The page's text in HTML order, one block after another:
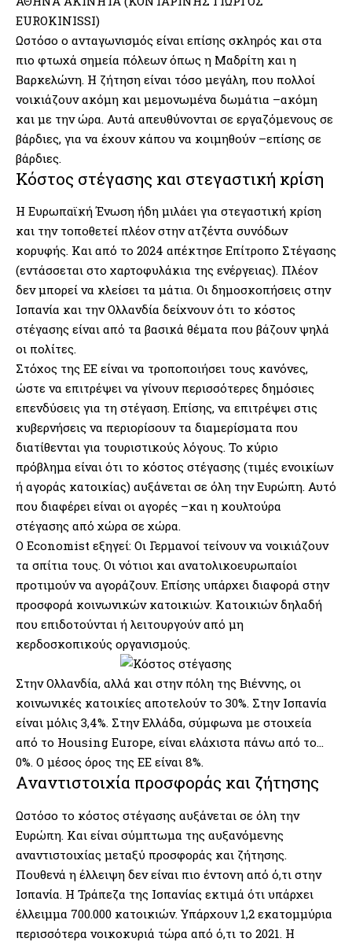
EUROKINISSI)
Ωστόσο ο ανταγωνισμός είναι επίσης σκληρός και στα
πιο φτωχά σημεία πόλεων όπως η Μαδρίτη και η
Βαρκελώνη. Η ζήτηση είναι τόσο μεγάλη, που πολλοί
νοικιάζουν ακόμη και μεμονωμένα δωμάτια –ακόμη
και με την ώρα. Αυτά απευθύνονται σε εργαζόμενους σε
βάρδιες, για να έχουν κάπου να κοιμηθούν –επίσης σε
βάρδιες.
Κόστος στέγασης και στεγαστική κρίση
Η Ευρωπαϊκή Ένωση ήδη μιλάει για στεγαστική κρίση
και την τοποθετεί πλέον στην ατζέντα συνόδων
κορυφής. Και από το 2024 απέκτησε Επίτροπο Στέγασης
(εντάσσεται στο χαρτοφυλάκια της ενέργειας). Πλέον
δεν μπορεί να κλείσει τα μάτια. Οι δημοσκοπήσεις στην
Ισπανία και την Ολλανδία δείχνουν ότι το κόστος
στέγασης είναι από τα βασικά θέματα που βάζουν ψηλά
οι πολίτες.
Στόχος της ΕΕ είναι να τροποποιήσει τους κανόνες,
ώστε να επιτρέψει να γίνουν περισσότερες δημόσιες
επενδύσεις για τη στέγαση. Επίσης, να επιτρέψει στις
κυβερνήσεις να περιορίσουν τα διαμερίσματα που
διατίθενται για τουριστικούς λόγους. Το κύριο
πρόβλημα είναι ότι το κόστος στέγασης (τιμές ενοικίων
ή αγοράς κατοικίας) αυξάνεται σε όλη την Ευρώπη. Αυτό
που διαφέρει είναι οι αγορές –και η κουλτούρα
στέγασης από χώρα σε χώρα.
Ο Economist εξηγεί: Οι Γερμανοί τείνουν να νοικιάζουν
τα σπίτια τους. Οι νότιοι και ανατολικοευρωπαίοι
προτιμούν να αγοράζουν. Επίσης υπάρχει διαφορά στην
προσφορά κοινωνικών κατοικιών. Κατοικιών δηλαδή
που επιδοτούνται ή λειτουργούν από μη
κερδοσκοπικούς οργανισμούς.
Στην Ολλανδία, αλλά και στην πόλη της Βιέννης, οι
κοινωνικές κατοικίες αποτελούν το 30%. Στην Ισπανία
είναι μόλις 3,4%. Στην Ελλάδα, σύμφωνα με στοιχεία
από το Housing Europe, είναι ελάχιστα πάνω από το…
0%. Ο μέσος όρος της ΕΕ είναι 8%.
Αναντιστοιχία προσφοράς και ζήτησης
Ωστόσο το κόστος στέγασης αυξάνεται σε όλη την
Ευρώπη. Και είναι σύμπτωμα της αυξανόμενης
αναντιστοιχίας μεταξύ προσφοράς και ζήτησης.
Πουθενά η έλλειψη δεν είναι πιο έντονη από ό,τι στην
Ισπανία. Η Τράπεζα της Ισπανίας εκτιμά ότι υπάρχει
έλλειμμα 700.000 κατοικιών. Υπάρχουν 1,2 εκατομμύρια
περισσότερα νοικοκυριά τώρα από ό,τι το 2021. Η